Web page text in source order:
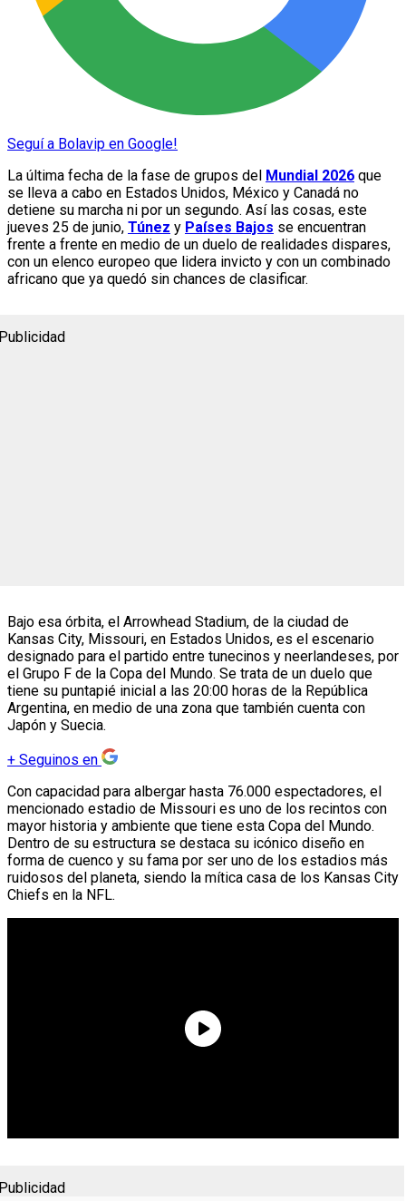
Seguí a Bolavip en Google!
La última fecha de la fase de grupos del Mundial 2026 que
se lleva a cabo en Estados Unidos, México y Canadá no
detiene su marcha ni por un segundo. Así las cosas, este
jueves 25 de junio, Túnez y Países Bajos se encuentran
frente a frente en medio de un duelo de realidades dispares,
con un elenco europeo que lidera invicto y con un combinado
africano que ya quedó sin chances de clasificar.
Bajo esa órbita, el Arrowhead Stadium, de la ciudad de
Kansas City, Missouri, en Estados Unidos, es el escenario
designado para el partido entre tunecinos y neerlandeses, por
el Grupo F de la Copa del Mundo. Se trata de un duelo que
tiene su puntapié inicial a las 20:00 horas de la República
Argentina, en medio de una zona que también cuenta con
Japón y Suecia.
+ Seguinos en
Con capacidad para albergar hasta 76.000 espectadores, el
mencionado estadio de Missouri es uno de los recintos con
mayor historia y ambiente que tiene esta Copa del Mundo.
Dentro de su estructura se destaca su icónico diseño en
forma de cuenco y su fama por ser uno de los estadios más
ruidosos del planeta, siendo la mítica casa de los Kansas City
Chiefs en la NFL.